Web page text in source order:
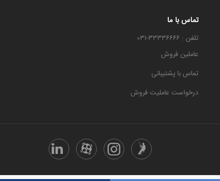
تماس با ما
تلفن : ۳۳۳۳۶۶۶۶-۰۳۱
عاملین فروش
تماس با پشتیبانی
درخواست عاملیت فروش